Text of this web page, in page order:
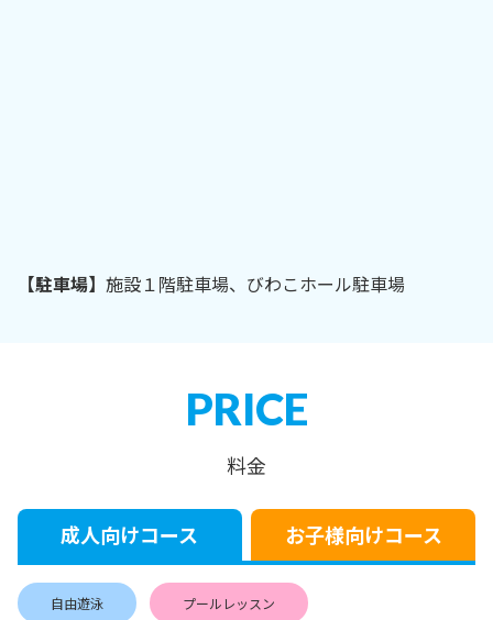
【駐車場】 施設１階駐車場、びわこホール駐車場
PRICE
料金
成人向けコース お子様向けコース
自由遊泳 プールレッスン